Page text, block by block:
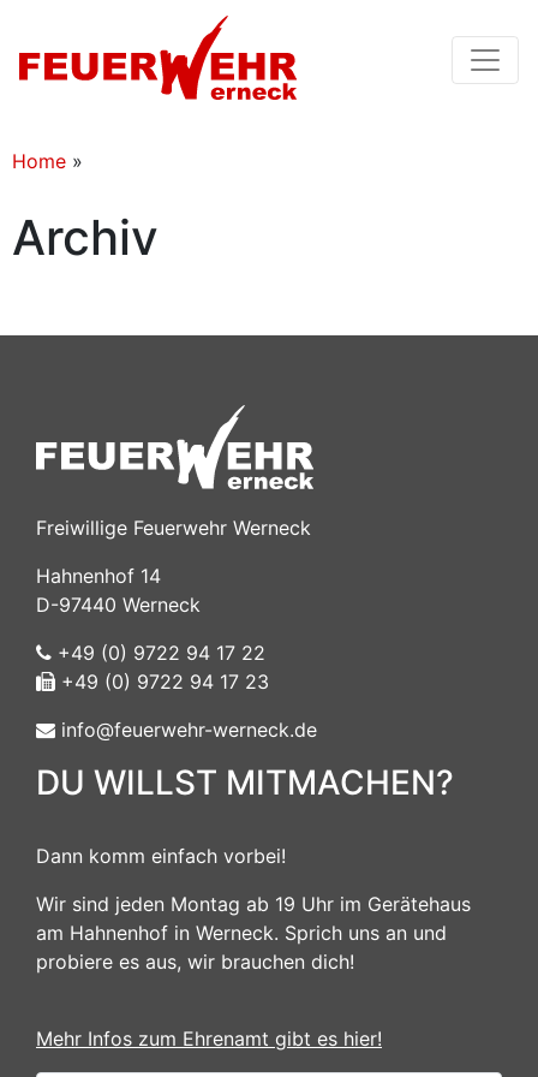
Home »
Archiv
Freiwillige Feuerwehr Werneck
Hahnenhof 14
D-97440 Werneck
+49 (0) 9722 94 17 22
+49 (0) 9722 94 17 23
info@feuerwehr-werneck.de
DU WILLST MITMACHEN?
Dann komm einfach vorbei!
Wir sind jeden Montag ab 19 Uhr im Gerätehaus
am Hahnenhof in Werneck. Sprich uns an und
probiere es aus, wir brauchen dich!
Mehr Infos zum Ehrenamt gibt es hier!